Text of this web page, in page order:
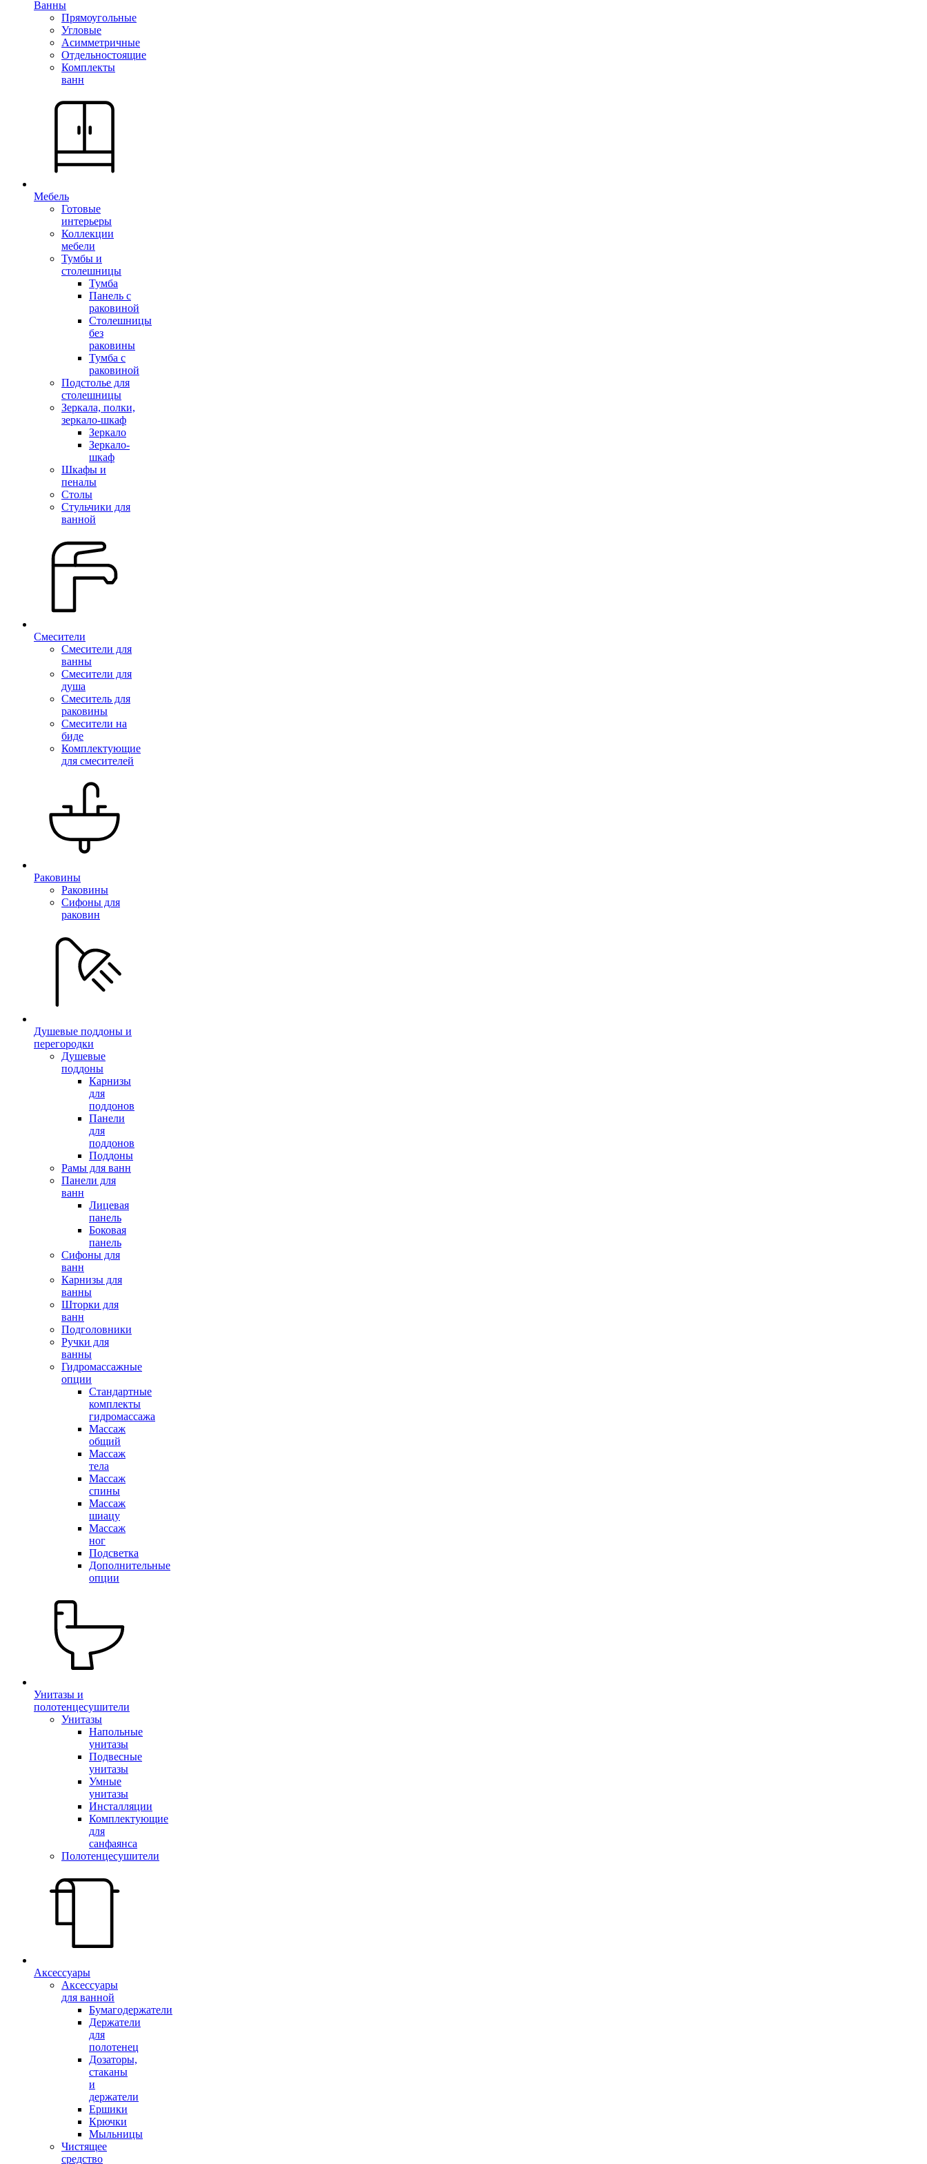
Ванны
Прямоугольные
Угловые
Асимметричные
Отдельностоящие
Комплекты
ванн
Мебель
Готовые
интерьеры
Коллекции
мебели
Тумбы и
столешницы
Тумба
Панель с
раковиной
Столешницы
без
раковины
Тумба с
раковиной
Подстолье для
столешницы
Зеркала, полки,
зеркало-шкаф
Зеркало
Зеркало-
шкаф
Шкафы и
пеналы
Столы
Стульчики для
ванной
Смесители
Смесители для
ванны
Смесители для
душа
Смеситель для
раковины
Смесители на
биде
Комплектующие
для смесителей
Раковины
Раковины
Сифоны для
раковин
Душевые поддоны и
перегородки
Душевые
поддоны
Карнизы
для
поддонов
Панели
для
поддонов
Поддоны
Рамы для ванн
Панели для
ванн
Лицевая
панель
Боковая
панель
Сифоны для
ванн
Карнизы для
ванны
Шторки для
ванн
Подголовники
Ручки для
ванны
Гидромассажные
опции
Стандартные
комплекты
гидромассажа
Массаж
общий
Массаж
тела
Массаж
спины
Массаж
шиацу
Массаж
ног
Подсветка
Дополнительные
опции
Унитазы и
полотенцесушители
Унитазы
Напольные
унитазы
Подвесные
унитазы
Умные
унитазы
Инсталляции
Комплектующие
для
санфаянса
Полотенцесушители
Аксессуары
Аксессуары
для ванной
Бумагодержатели
Держатели
для
полотенец
Дозаторы,
стаканы
и
держатели
Ершики
Крючки
Мыльницы
Чистящее
средство